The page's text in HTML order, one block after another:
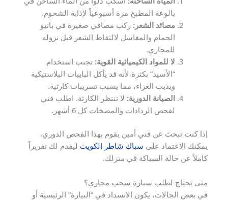
بالوعة المطبخ مرة أسبوعياً لإذابة الشحوم.
مصائد الشعر: ركب مصافي صغيرة في بانيو
الحمام والمغاسل لالتقاط الشعر قبل نزوله
للمجاري.
لا للمواد الكيميائية القوية: تجنب استخدام
“الأسيد” بكثرة لأنه قد يأكل البايبات البلاستيكية
ويذيب الغراء، مما يسبب تسريبات كارثية.
الصيانة الدورية: لا تنتظر الكارثة. اطلب فني
لفحص الردادات والمضخات كل 6 أشهر.
إذا كنت تبحث عن فني أمين يقوم بهذا الفحص الدوري،
يمكنك الاعتماد على سباك شاطر الكويت ليقدم لك تقريراً
كاملاً عن حالة السباكة في منزلك.
متى تحتاج لطلب سيارة سحب مجاري؟
في بعض الحالات، يكون الانسداد في “البيارة” الرئيسية أو